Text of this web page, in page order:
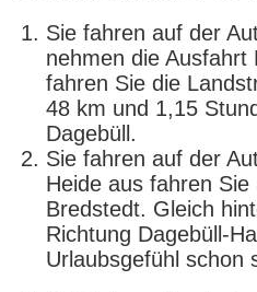
Sie fahren auf der
nehmen die Ausfahrt
fahren Sie die
48 km und 1,15
Dagebüll.
Sie fahren auf der
Heide aus fahren
Bredstedt. Gleich
Richtung Dagebüll-
Urlaubsgefühl schon